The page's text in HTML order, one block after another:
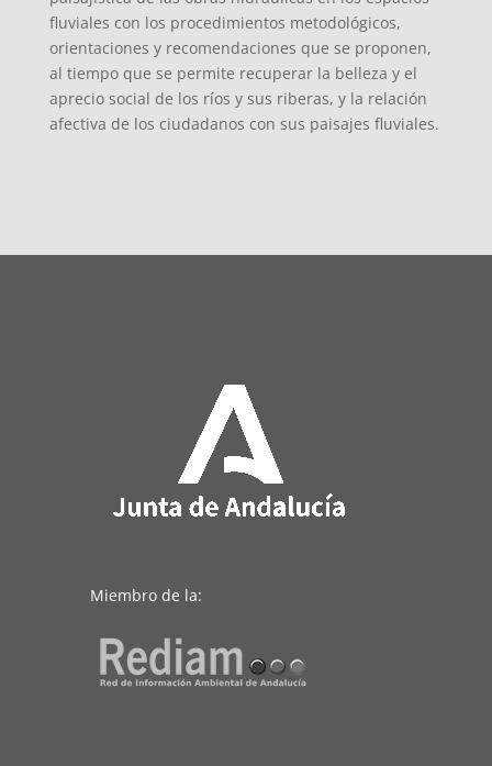
fluviales con los procedimientos metodológicos,
orientaciones y recomendaciones que se proponen,
al tiempo que se permite recuperar la belleza y el
aprecio social de los ríos y sus riberas, y la relación
afectiva de los ciudadanos con sus paisajes fluviales.
Miembro de la: